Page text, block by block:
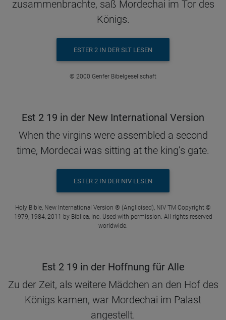
zusammenbrachte, saß Mordechai im Tor des
Königs.
ESTER 2 IN DER SLT LESEN
© 2000 Genfer Bibelgesellschaft
Est 2 19 in der New International Version
When the virgins were assembled a second
time, Mordecai was sitting at the king’s gate.
ESTER 2 IN DER NIV LESEN
Holy Bible, New International Version ® (Anglicised), NIV TM Copyright ©
1979, 1984, 2011 by Biblica, Inc. Used with permission. All rights reserved
worldwide.
Est 2 19 in der Hoffnung für Alle
Zu der Zeit, als weitere Mädchen an den Hof des
Königs kamen, war Mordechai im Palast
angestellt.